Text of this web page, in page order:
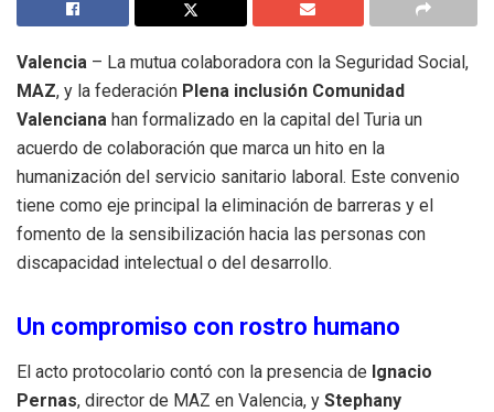
Valencia – La mutua colaboradora con la Seguridad Social,
MAZ, y la federación Plena inclusión Comunidad
Valenciana han formalizado en la capital del Turia un
acuerdo de colaboración que marca un hito en la
humanización del servicio sanitario laboral. Este convenio
tiene como eje principal la eliminación de barreras y el
fomento de la sensibilización hacia las personas con
discapacidad intelectual o del desarrollo.
Un compromiso con rostro humano
El acto protocolario contó con la presencia de Ignacio
Pernas, director de MAZ en Valencia, y Stephany